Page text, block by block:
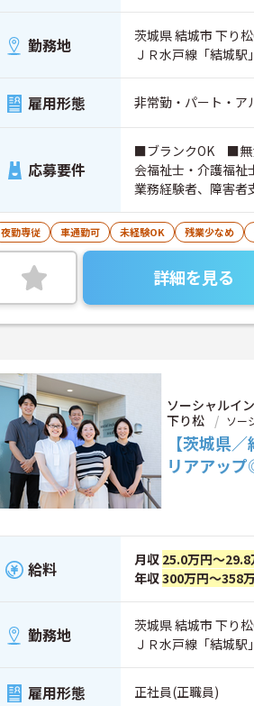
勤務地
茨城県 結城市 下り
ＪＲ水戸線「結城駅
雇用形態 非常勤・パート・ア
応募要件
■ブランクOK ■無
会福祉士・介護福祉
業務経験者、障害者
就労支援員、生活相
夜勤専従 車通勤可 未経験OK 残業少なめ
詳細を見る
ソーシャルイ
下り松
ソー
【茨城県
リアアッ
給料 月収 25.0万円～29.8
年収300万円～358
勤務地
茨城県 結城市 下り
ＪＲ水戸線「結城駅
雇用形態 正社員(正職員)